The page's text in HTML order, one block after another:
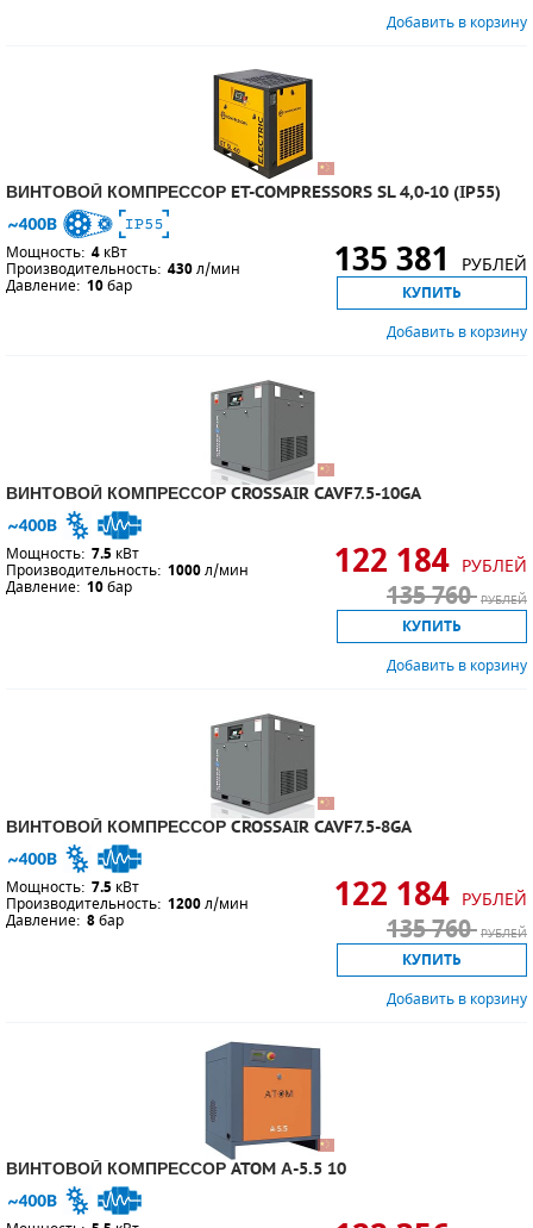
Добавить в корзину
ВИНТОВОЙ КОМПРЕССОР ET-COMPRESSORS SL 4,0-10 (IP55)
Мощность: 4 кВт
Производительность: 430л/мин
Давление: 10бар
135 381 РУБЛЕЙ
КУПИТЬ
Добавить в корзину
ВИНТОВОЙ КОМПРЕССОР CROSSAIR CAVF7.5-10GA
Мощность: 7.5 кВт
Производительность: 1000л/мин
Давление: 10бар
122 184 РУБЛЕЙ
135 760 РУБЛЕЙ
КУПИТЬ
Добавить в корзину
ВИНТОВОЙ КОМПРЕССОР CROSSAIR CAVF7.5-8GA
Мощность: 7.5 кВт
Производительность: 1200л/мин
Давление: 8бар
122 184 РУБЛЕЙ
135 760 РУБЛЕЙ
КУПИТЬ
Добавить в корзину
ВИНТОВОЙ КОМПРЕССОР ATOM А-5.5 10